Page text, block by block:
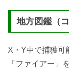
地方図鑑（
X・Y中で捕獲可
「ファイアー」